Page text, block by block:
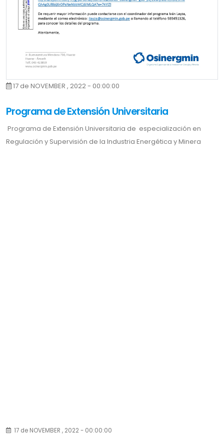
17 de NOVEMBER , 2022 - 00:00:00
Programa de Extensión Universitaria
Programa de Extensión Universitaria de especialización en
Regulación y Supervisión de la Industria Energética y Minera
17 de NOVEMBER , 2022 - 00:00:00